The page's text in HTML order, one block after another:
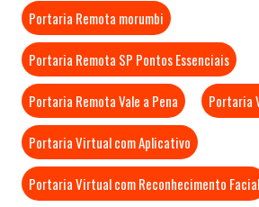
Portaria Remota morumbi
Portaria Remota SP Pontos Essenciais
Portaria Remota Vale a Pena Portaria
Portaria Virtual com Aplicativo
Portaria Virtual com Reconhecimento Facial